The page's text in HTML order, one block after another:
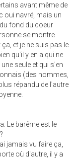
avant même de
oui navré, mais un
fond du coeur
se montre
et je ne suis pas le
qu'il y en a qui ne
seule et qui s'en
(des hommes,
répandu de l'autre
Le barême est le
jamais vu faire ça,
où d'autre, il y a